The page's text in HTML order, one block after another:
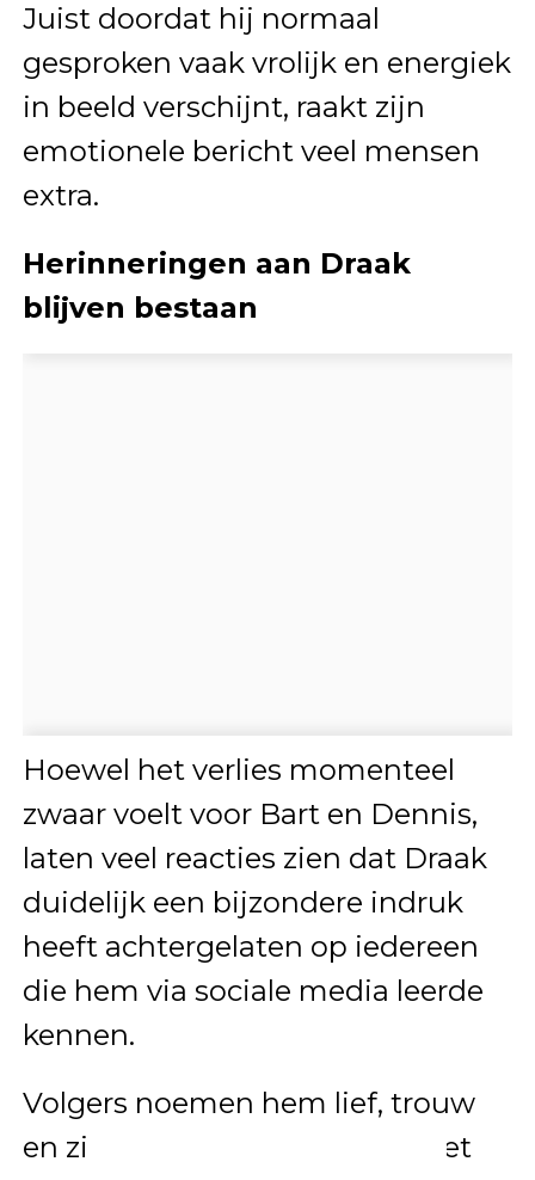
Juist doordat hij normaal
gesproken vaak vrolijk en energiek
in beeld verschijnt, raakt zijn
emotionele bericht veel mensen
extra.
Herinneringen aan Draak
blijven bestaan
Hoewel het verlies momenteel
zwaar voelt voor Bart en Dennis,
laten veel reacties zien dat Draak
duidelijk een bijzondere indruk
heeft achtergelaten op iedereen
die hem via sociale media leerde
kennen.
Volgers noemen hem lief, trouw
en zichtbaar belangrijk voor het